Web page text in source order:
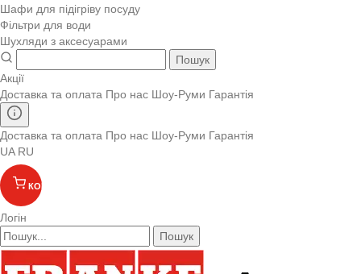
Шафи для підігріву посуду
Фільтри для води
Шухляди з аксесуарами
Пошук
Акції
Доставка та оплата Про нас Шоу-Руми Гарантія
Доставка та оплата Про нас Шоу-Руми Гарантія
UA RU
КОШИК
Логін
Пошук